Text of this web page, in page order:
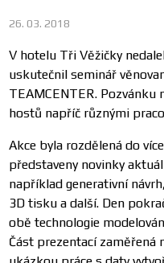
26. 03. 2018
V hotelu Tři Věžičky
uskutečnil seminář
TEAMCENTER. Pozvánku
hostů napříč různými
Akce byla rozdělená do
představeny novinky
například generativní
3D tisku a další. Den
obě technologie
Část prezentací zaměřená